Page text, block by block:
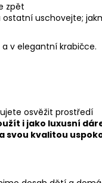
zpět
uschovejte;
v elegantní krabičce.
osvěžit prostředí
i jako luxusní
svou kvalitou